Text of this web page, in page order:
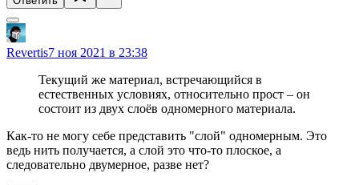
Revertis7 ноя 2021 в 23:38
Текущий же материал, встречающийся в
естественных условиях, относительно прост – он
состоит из двух слоёв одномерного материала.
Как-то не могу себе представить "слой" одномерным. Это
ведь нить получается, а слой это что-то плоское, а
следовательно двумерное, разве нет?